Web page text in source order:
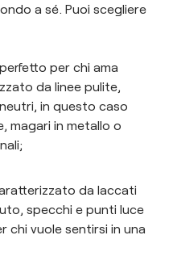
a sé. Puoi scegliere
perfetto per chi ama
da linee pulite,
in questo caso
magari in metallo o
da laccati
specchi e punti luce
chi vuole sentirsi in una